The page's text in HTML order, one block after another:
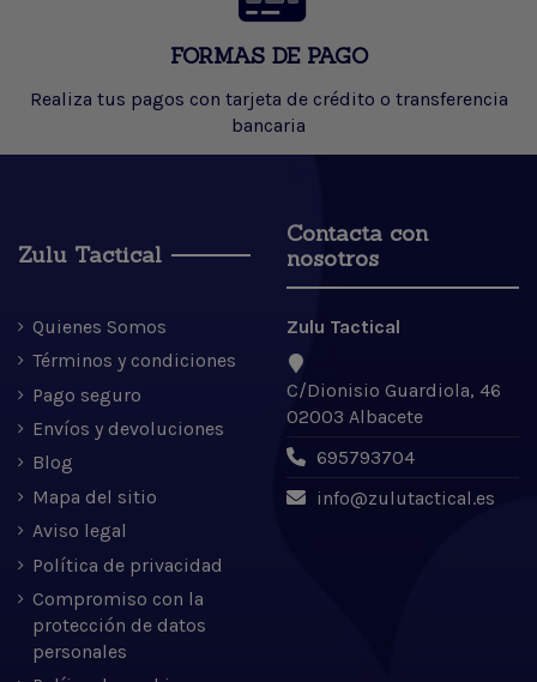
FORMAS DE PAGO
Realiza tus pagos con tarjeta de crédito o transferencia
bancaria
Zulu Tactical
Quienes Somos
Términos y condiciones
Pago seguro
Envíos y devoluciones
Blog
Mapa del sitio
Aviso legal
Política de privacidad
Compromiso con la
protección de datos
personales
Contacta con
nosotros
Zulu Tactical
C/Dionisio Guardiola, 46
02003 Albacete
695793704
info@zulutactical.es